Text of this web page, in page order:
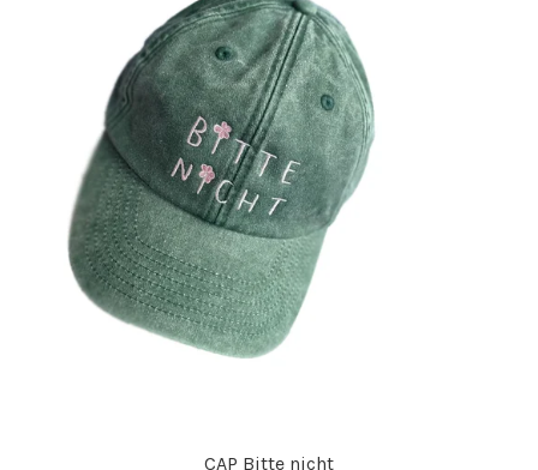
CAP Bitte nicht